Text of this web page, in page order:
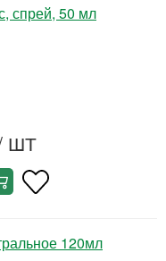
спрей, 50 мл
ШТ
120мл